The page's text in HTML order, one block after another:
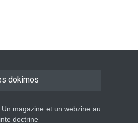
Avant la fondation du
AMOUR 8 Février 2026 20:10
L’être humain, cet appui
dokimos
magazine et un webzine au
doctrine